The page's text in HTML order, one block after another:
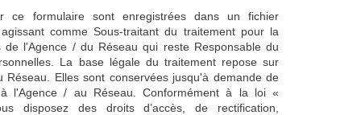
ce formulaire sont enregistrées dans un fichier
comme Sous-traitant du traitement pour la
de l'Agence / du Réseau qui reste Responsable du
La base légale du traitement repose sur
Elles sont conservées jusqu'à demande de
l'Agence / au Réseau. Conformément à la loi «
disposez des droits d’accès, de rectification,